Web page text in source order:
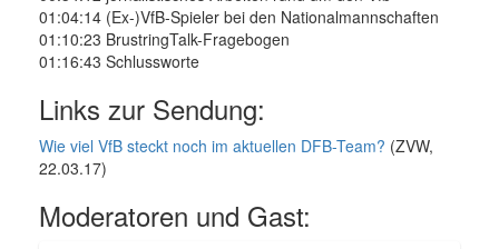
01:04:14 (Ex-)VfB-Spieler bei den Nationalmannschaften
01:10:23 BrustringTalk-Fragebogen
01:16:43 Schlussworte
Links zur Sendung:
Wie viel VfB steckt noch im aktuellen DFB-Team? (ZVW,
22.03.17)
Moderatoren und Gast: